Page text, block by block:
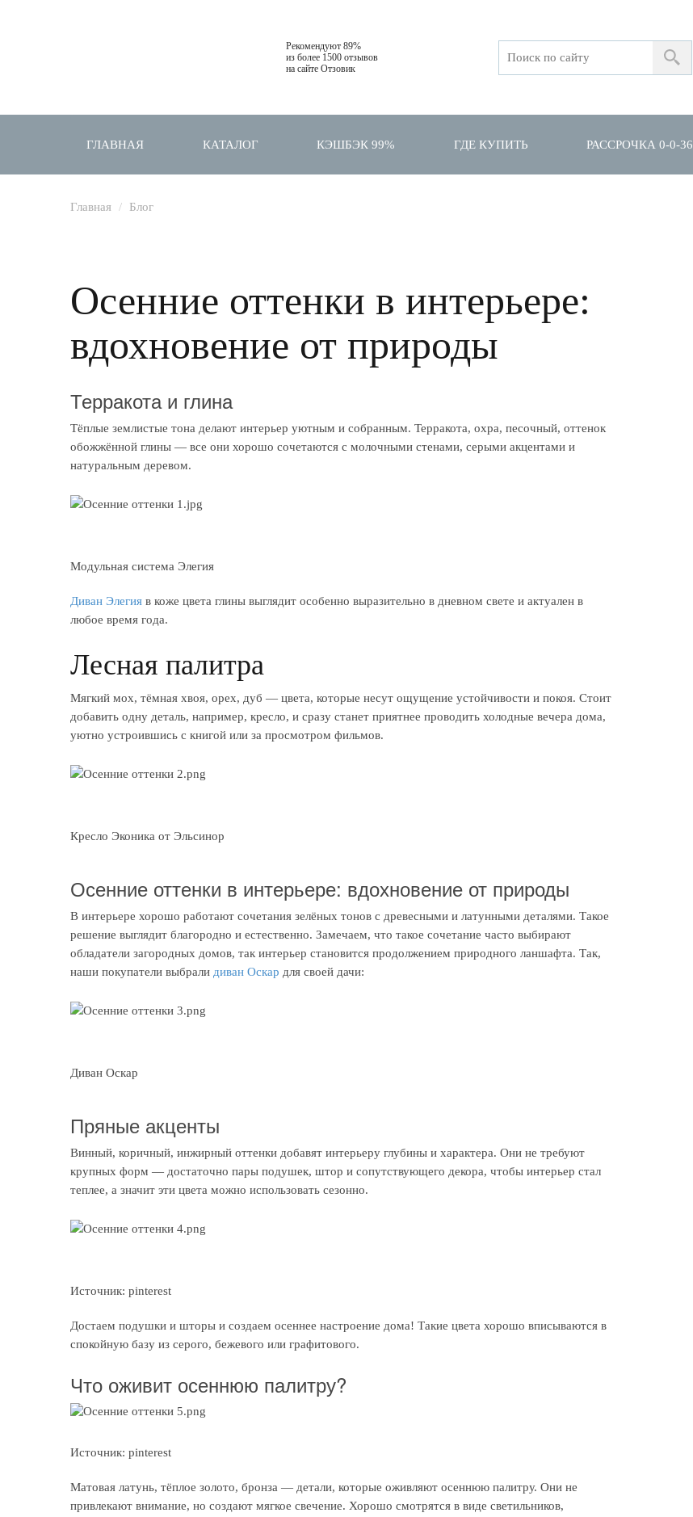
Рекомендуют 89%
из более 1500 отзывов
на сайте Отзовик
ГЛАВНАЯ КАТАЛОГ КЭШБЭК 99% ГДЕ КУПИТЬ РАССРОЧКА 0-0-36
Главная Блог
Осенние оттенки в интерьере:
вдохновение от природы
Терракота и глина
Тёплые землистые тона делают интерьер уютным и собранным. Терракота, охра, песочный, оттенок
обожжённой глины — все они хорошо сочетаются с молочными стенами, серыми акцентами и
натуральным деревом.
Модульная система Элегия
Диван Элегия в коже цвета глины выглядит особенно выразительно в дневном свете и актуален в
любое время года.
Лесная палитра
Мягкий мох, тёмная хвоя, орех, дуб — цвета, которые несут ощущение устойчивости и покоя. Стоит
добавить одну деталь, например, кресло, и сразу станет приятнее проводить холодные вечера дома,
уютно устроившись с книгой или за просмотром фильмов.
Кресло Эконика от Эльсинор
Осенние оттенки в интерьере: вдохновение от природы
В интерьере хорошо работают сочетания зелёных тонов с древесными и латунными деталями. Такое
решение выглядит благородно и естественно. Замечаем, что такое сочетание часто выбирают
обладатели загородных домов, так интерьер становится продолжением природного ланшафта. Так,
наши покупатели выбрали диван Оскар для своей дачи:
Диван Оскар
Пряные акценты
Винный, коричный, инжирный оттенки добавят интерьеру глубины и характера. Они не требуют
крупных форм — достаточно пары подушек, штор и сопутствующего декора, чтобы интерьер стал
теплее, а значит эти цвета можно использовать сезонно.
Источник: pinterest
Достаем подушки и шторы и создаем осеннее настроение дома! Такие цвета хорошо вписываются в
спокойную базу из серого, бежевого или графитового.
Что оживит осеннюю палитру?
Источник: pinterest
Матовая латунь, тёплое золото, бронза — детали, которые оживляют осеннюю палитру. Они не
привлекают внимание, но создают мягкое свечение. Хорошо смотрятся в виде светильников,